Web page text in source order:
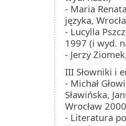
- Maria
języka,
- Lucylla
1997 (i wyd.
- Jerzy
III Słowniki i
- Michał
Sławińska,
Wrocław
- Literatura